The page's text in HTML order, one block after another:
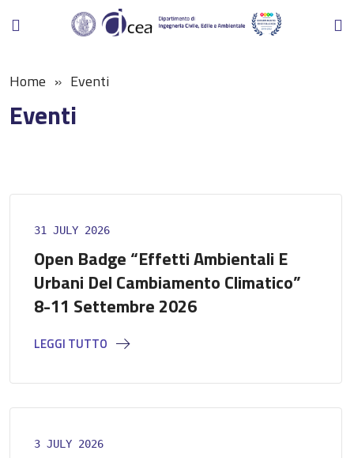
Home Eventi
Eventi
31 JULY 2026
Open Badge “Effetti Ambientali E
Urbani Del Cambiamento Climatico”
8-11 Settembre 2026
LEGGI TUTTO
3 JULY 2026